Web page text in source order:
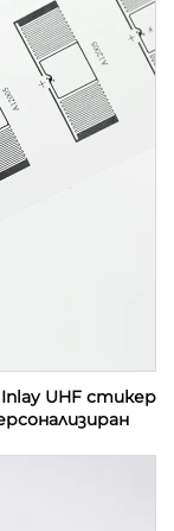
Inlay UHF стикер